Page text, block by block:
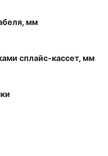
мм
сплайс-кассет, мм